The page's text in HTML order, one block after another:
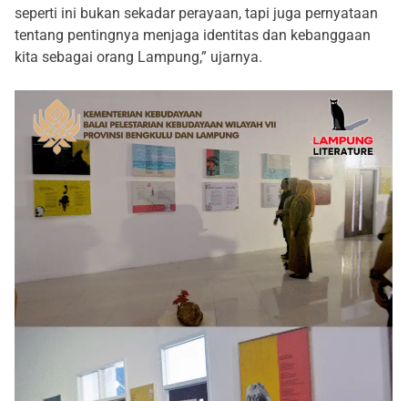
seperti ini bukan sekadar perayaan, tapi juga pernyataan
tentang pentingnya menjaga identitas dan kebanggaan
kita sebagai orang Lampung,” ujarnya.